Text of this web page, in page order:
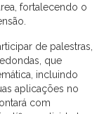
fortalecendo o
de palestras,
que
incluindo
aplicações no
com